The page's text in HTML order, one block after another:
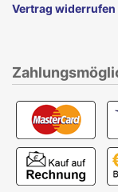
Vertrag widerrufen